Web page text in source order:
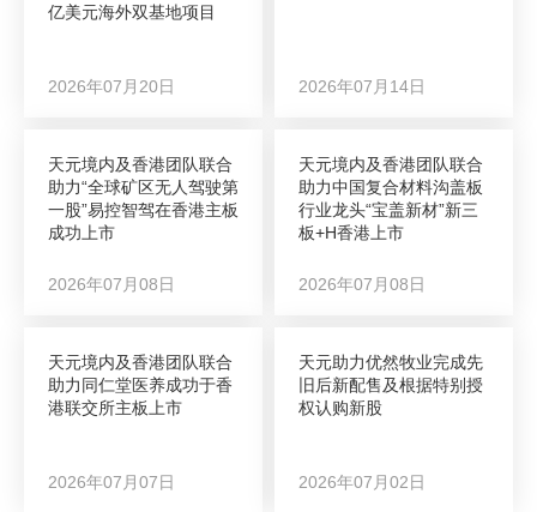
亿美元海外双基地项目
2026年07月20日 2026年07月14日
天元境内及香港团队联合
助力“全球矿区无人驾驶第
一股”易控智驾在香港主板
成功上市
2026年07月08日
天元境内及香港团队联合
助力中国复合材料沟盖板
行业龙头“宝盖新材”新三
板+H香港上市
2026年07月08日
天元境内及香港团队联合
助力同仁堂医养成功于香
港联交所主板上市
2026年07月07日
天元助力优然牧业完成先
旧后新配售及根据特别授
权认购新股
2026年07月02日